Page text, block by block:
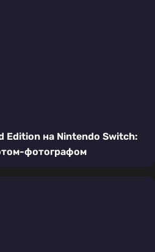
Edition на Nintendo Switch:
фотографом